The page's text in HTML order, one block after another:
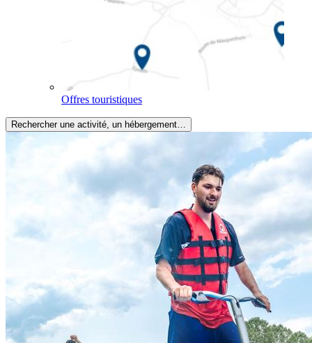
Offres touristiques
Rechercher une activité, un hébergement…